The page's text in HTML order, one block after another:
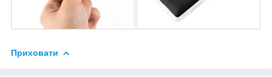
Приховати